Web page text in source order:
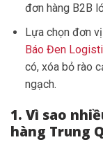
đơn hàng B2B
Lựa chọn đơn
Báo Đen
có, xóa bỏ rào
ngạch.
1. Vì sao
hàng Trung